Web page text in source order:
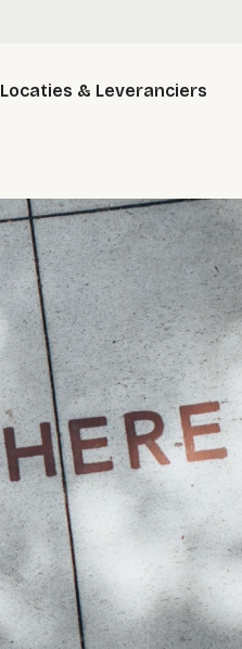
Locaties & Leveranciers